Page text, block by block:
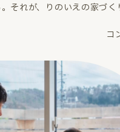
それが、りのいえの家づく
コ